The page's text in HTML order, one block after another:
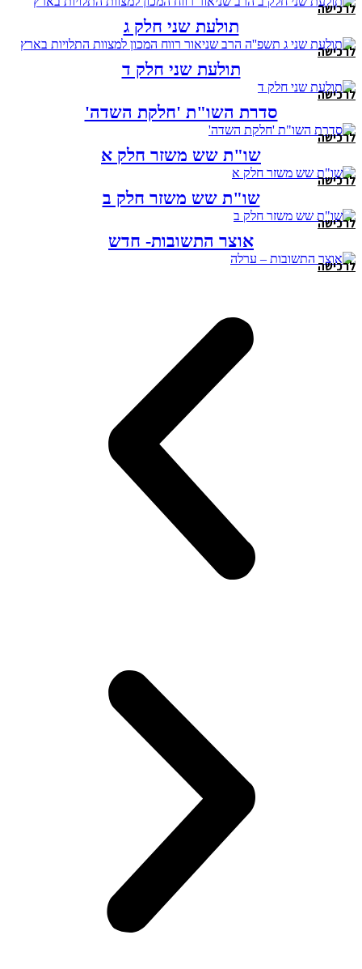
לרכישה
תולעת שני חלק ג
לרכישה
תולעת שני חלק ד
לרכישה
סדרת השו"ת 'חלקת השדה'
לרכישה
שו"ת שש משזר חלק א
לרכישה
שו"ת שש משזר חלק ב
לרכישה
אוצר התשובות- חדש
לרכישה